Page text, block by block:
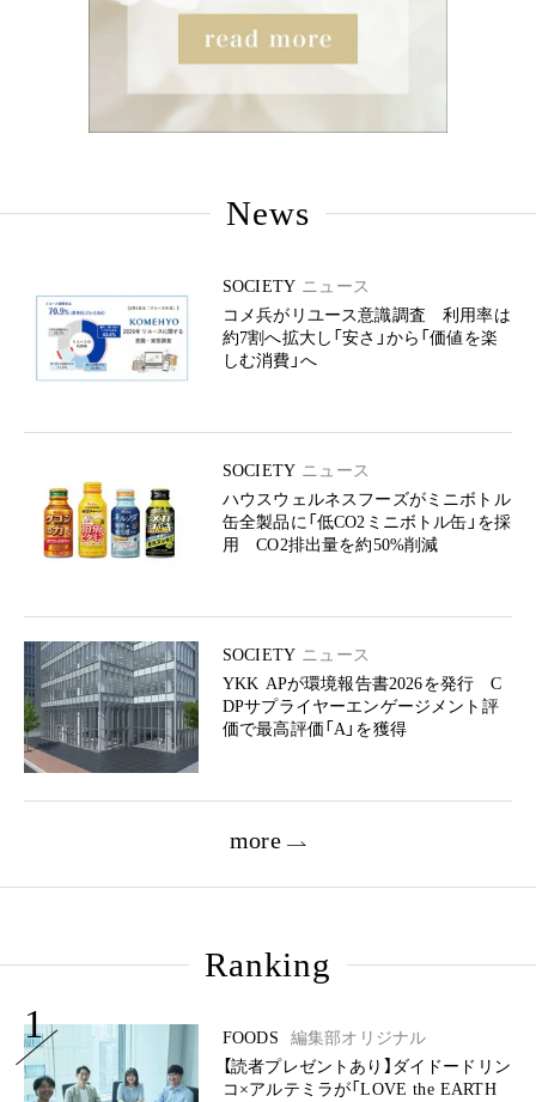
News
SOCIETY ニュース
コメ兵がリユース意識調査 利用率は
約7割へ拡大し「安さ」から「価値を楽
しむ消費」へ
SOCIETY ニュース
ハウスウェルネスフーズがミニボトル
缶全製品に「低CO2ミニボトル缶」を採
用 CO2排出量を約50%削減
SOCIETY ニュース
YKK APが環境報告書2026を発行 C
DPサプライヤーエンゲージメント評
価で最高評価「A」を獲得
more
Ranking
1 FOODS
編集部オリジナル
【読者プレゼントあり】ダイドードリン
コ×アルテミラが「LOVE the EARTH